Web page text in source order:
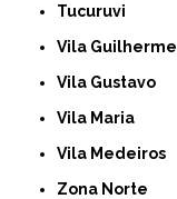
Tucuruvi
Vila Guilherme
Vila Gustavo
Vila Maria
Vila Medeiros
Zona Norte